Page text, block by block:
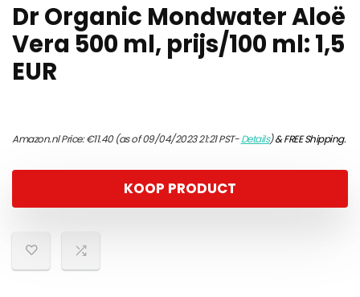
Dr Organic Mondwater Aloë
Vera 500 ml, prijs/100 ml: 1,5
EUR
Amazon.nl Price:€11.40(as of 09/04/2023 21:21 PST-Details)&FREE Shipping.
KOOP PRODUCT